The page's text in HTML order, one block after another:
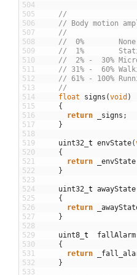
504
505
506
507
508
509
510
511
512
513
514
515
516
517
518
519
520
521
522
523
524
525
526
527
528
529
530
531
532
533
//
// Body motion
//
//  0%
//  1%
//  2% -  30%
// 31% -  60%
// 61% - 100%
//
float
signs (void )
{
return
_signs ;
}
uint32 t envState(
{
return
_envState
}
uint32 t awayState
{
return
}
uint8 t fallAlarm
{
return
}